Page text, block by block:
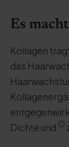
Es
Kollagen
das
Dichte und